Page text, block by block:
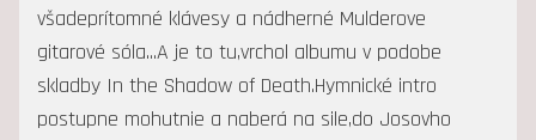
všadeprítomné klávesy a nádherné Mulderove
gitarové sóla...A je to tu,vrchol albumu v podobe
skladby In the Shadow of Death.Hymnické intro
postupne mohutnie a naberá na sile,do Josovho